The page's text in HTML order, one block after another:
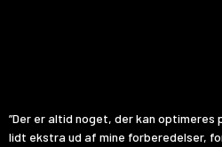
”Der er altid noget, der kan optimeres
lidt ekstra ud af mine forberedelser,